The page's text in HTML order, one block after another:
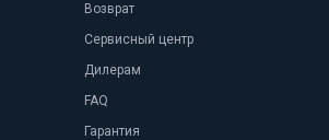
Возврат
Сервисный центр
Дилерам
FAQ
Гарантия